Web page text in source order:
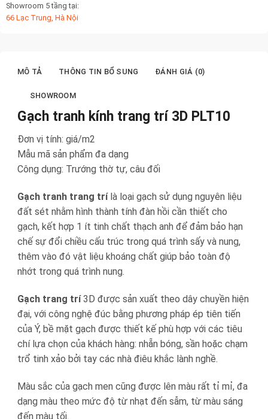
Showroom 5 tầng tại:
66 Lạc Trung, Hà Nội
MÔ TẢ THÔNG TIN BỔ SUNG ĐÁNH GIÁ (0)
SHOWROOM
Gạch tranh kính trang trí 3D PLT10
Đơn vị tính: giá/m2
Mẫu mã sản phẩm đa dạng
Công dụng: Trướng thờ tự, câu đối
Gạch tranh trang trílà loại gạch sử dụng nguyên liệu
đất sét nhằm hình thành tính đàn hồi cần thiết cho
gạch, kết hợp 1 ít tinh chất thạch anh để đảm bảo hạn
chế sự đổi chiều cấu trúc trong quá trình sấy và nung,
thêm vào đó vật liệu khoáng chất giúp bảo toàn độ
nhớt trong quá trình nung.
Gạch trang trí3D được sản xuất theo dây chuyền hiện
đại, với công nghệ đúc bằng phương pháp ép tiên tiến
của Ý, bề mặt gạch được thiết kế phù hợp với các tiêu
chí lựa chọn của khách hàng: nhẵn bóng, sần hoặc chạm
trổ tinh xảo bởi tay các nhà điêu khắc lành nghề.
Màu sắc của gạch men cũng được lên màu rất tỉ mỉ, đa
dạng màu theo mức độ từ nhạt đến sẫm, từ màu sáng
đến màu tối.